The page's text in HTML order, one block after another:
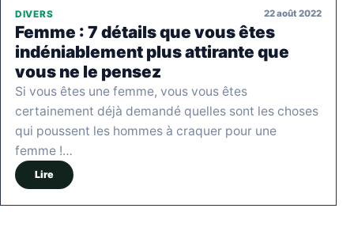
DIVERS 22 août 2022
Femme : 7 détails que vous êtes
indéniablement plus attirante que
vous ne le pensez
Si vous êtes une femme, vous vous êtes
certainement déjà demandé quelles sont les choses
qui poussent les hommes à craquer pour une
femme !…
Lire